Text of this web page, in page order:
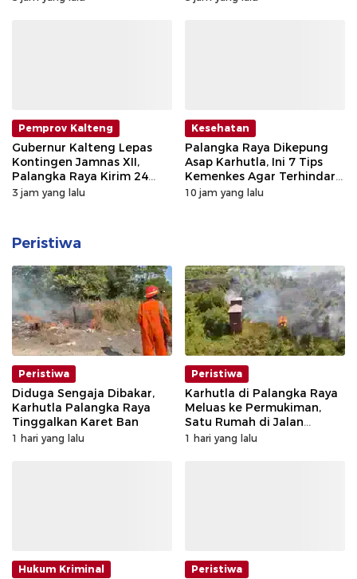
Pemprov Kalteng
Gubernur Kalteng Lepas
Kontingen Jamnas XII,
Palangka Raya Kirim 24
dan Pulang Pisau 46 Orang
3 jam yang lalu
Kesehatan
Palangka Raya Dikepung
Asap Karhutla, Ini 7 Tips
Kemenkes Agar Terhindar
dari ISPA
10 jam yang lalu
Peristiwa
Peristiwa
Diduga Sengaja Dibakar,
Karhutla Palangka Raya
Tinggalkan Karet Ban
1 hari yang lalu
Peristiwa
Karhutla di Palangka Raya
Meluas ke Permukiman,
Satu Rumah di Jalan
Kalibata Hangus Terbakar
1 hari yang lalu
Hukum Kriminal Peristiwa